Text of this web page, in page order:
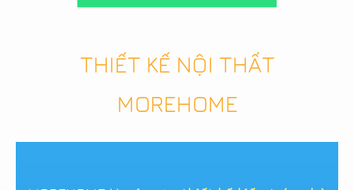
THIẾT KẾ NỘI THẤT
MOREHOME